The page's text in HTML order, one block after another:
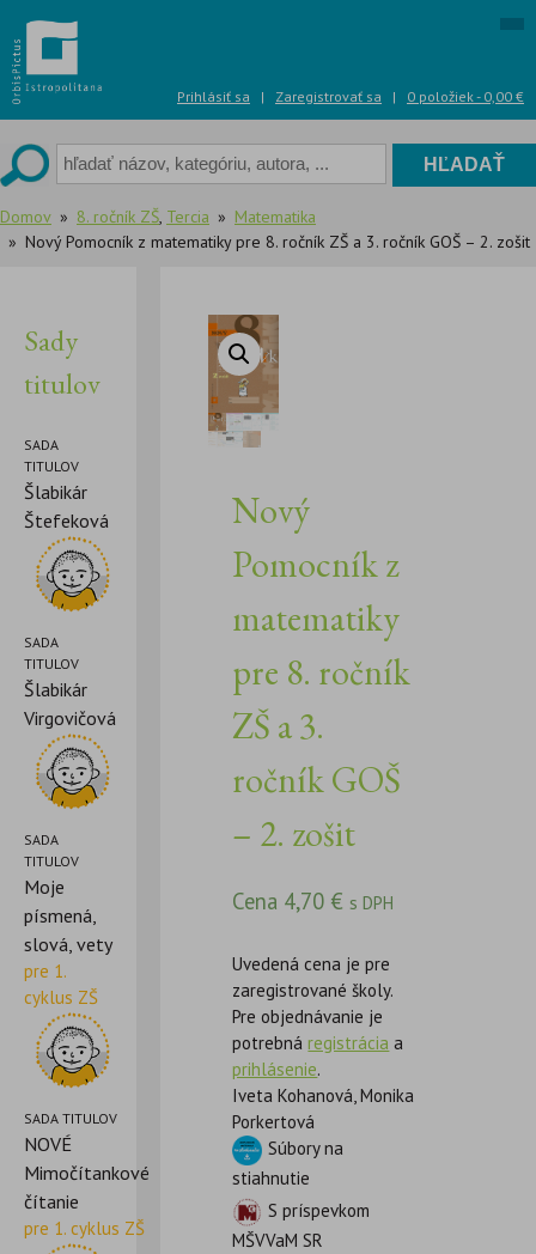
to
content
Prihlásiť sa | Zaregistrovať sa | 0 položiek - 0,00 €
Domov 8. ročník ZŠ, Tercia
Matematika
Nový Pomocník z matematiky pre 8. ročník ZŠ a 3. ročník GOŠ – 2. zošit
Sady
titulov
SADA
TITULOV
Šlabikár
Štefeková
SADA
TITULOV
Šlabikár
Virgovičová
SADA
TITULOV
Moje
písmená,
slová, vety
pre 1.
cyklus ZŠ
SADA TITULOV
NOVÉ
Mimočítankové
čítanie
pre 1. cyklus ZŠ
Nový
Pomocník z
matematiky
pre 8. ročník
ZŠ a 3.
ročník GOŠ
– 2. zošit
Cena 4,70 € s DPH
Uvedená cena je pre
zaregistrované školy.
Pre objednávanie je
potrebnáregistrácia a
prihlásenie.
Iveta Kohanová, Monika
Porkertová
Súbory na
stiahnutie
S príspevkom
MŠVVaM SR